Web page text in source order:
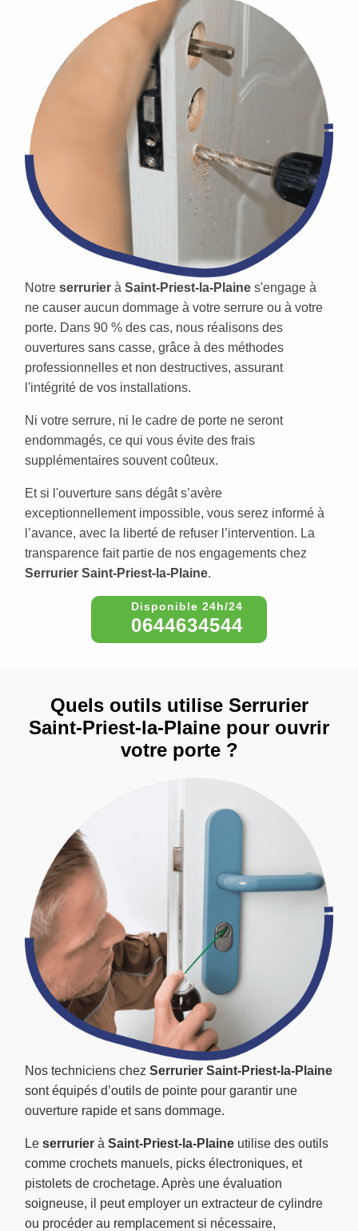
Notre serrurier à Saint-Priest-la-Plaine s'engage à
ne causer aucun dommage à votre serrure ou à votre
porte. Dans 90 % des cas, nous réalisons des
ouvertures sans casse, grâce à des méthodes
professionnelles et non destructives, assurant
l'intégrité de vos installations.
Ni votre serrure, ni le cadre de porte ne seront
endommagés, ce qui vous évite des frais
supplémentaires souvent coûteux.
Et si l'ouverture sans dégât s’avère
exceptionnellement impossible, vous serez informé à
l’avance, avec la liberté de refuser l’intervention. La
transparence fait partie de nos engagements chez
Serrurier Saint-Priest-la-Plaine.
0644634544
Nos techniciens chez Serrurier Saint-Priest-la-Plaine
sont équipés d’outils de pointe pour garantir une
ouverture rapide et sans dommage.
Le serrurier à Saint-Priest-la-Plaine utilise des outils
comme crochets manuels, picks électroniques, et
pistolets de crochetage. Après une évaluation
soigneuse, il peut employer un extracteur de cylindre
ou procéder au remplacement si nécessaire,
Quels outils utilise Serrurier
Saint-Priest-la-Plaine pour ouvrir
votre porte ?